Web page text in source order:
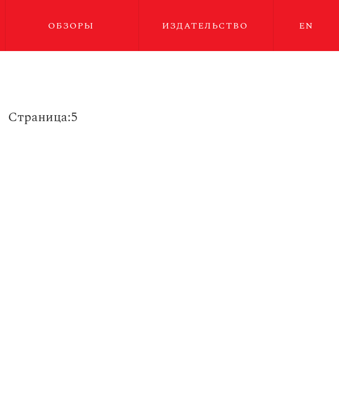
ОБЗОРЫ ИЗДАТЕЛЬСТВО EN
Страница:5